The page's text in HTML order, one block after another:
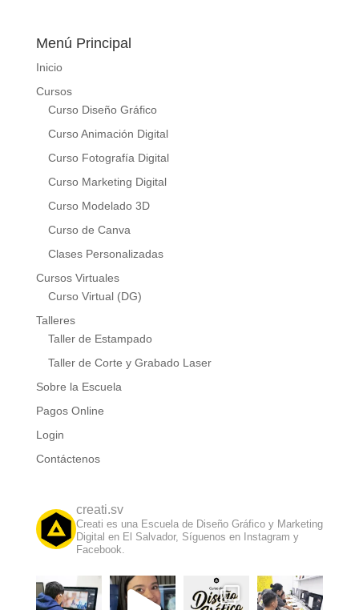
Menú Principal
Inicio
Cursos
Curso Diseño Gráfico
Curso Animación Digital
Curso Fotografía Digital
Curso Marketing Digital
Curso Modelado 3D
Curso de Canva
Clases Personalizadas
Cursos Virtuales
Curso Virtual (DG)
Talleres
Taller de Estampado
Taller de Corte y Grabado Laser
Sobre la Escuela
Pagos Online
Login
Contáctenos
creati.sv
Creati es una Escuela de Diseño Gráfico y Marketing
Digital en El Salvador, Síguenos en Instagram y
Facebook.